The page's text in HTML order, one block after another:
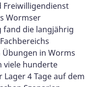
Freiwilligendienst
Wormser
fand die langjährig
in Worms
viele hunderte
4 Tage auf dem